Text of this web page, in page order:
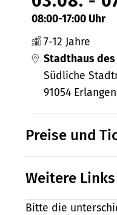
Preise und
Weitere Links
Bitte die
08:00-17:00 Uhr
7-12 Jahre
Stadthaus des
Südliche
91054 Erlangen